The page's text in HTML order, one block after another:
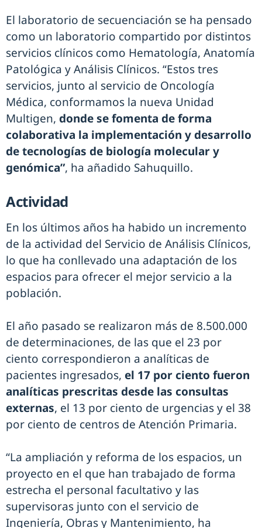
El laboratorio de secuenciación se ha pensado
como un laboratorio compartido por distintos
servicios clínicos como Hematología, Anatomía
Patológica y Análisis Clínicos. “Estos tres
servicios, junto al servicio de Oncología
Médica, conformamos la nueva Unidad
Multigen, donde se fomenta de forma
colaborativa la implementación y desarrollo
de tecnologías de biología molecular y
genómica”, ha añadido Sahuquillo.
Actividad
En los últimos años ha habido un incremento
de la actividad del Servicio de Análisis Clínicos,
lo que ha conllevado una adaptación de los
espacios para ofrecer el mejor servicio a la
población.
El año pasado se realizaron más de 8.500.000
de determinaciones, de las que el 23 por
ciento correspondieron a analíticas de
pacientes ingresados, el 17 por ciento fueron
analíticas prescritas desde las consultas
externas, el 13 por ciento de urgencias y el 38
por ciento de centros de Atención Primaria.
“La ampliación y reforma de los espacios, un
proyecto en el que han trabajado de forma
estrecha el personal facultativo y las
supervisoras junto con el servicio de
Ingeniería, Obras y Mantenimiento, ha